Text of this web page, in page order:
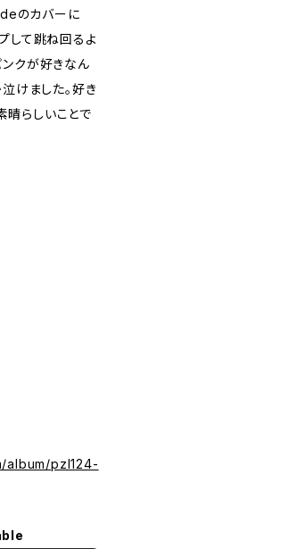
のカバーに
て跳ね回るよ
ンクが好きなん
けました。好き
晴らしいことで
album/pzl124-